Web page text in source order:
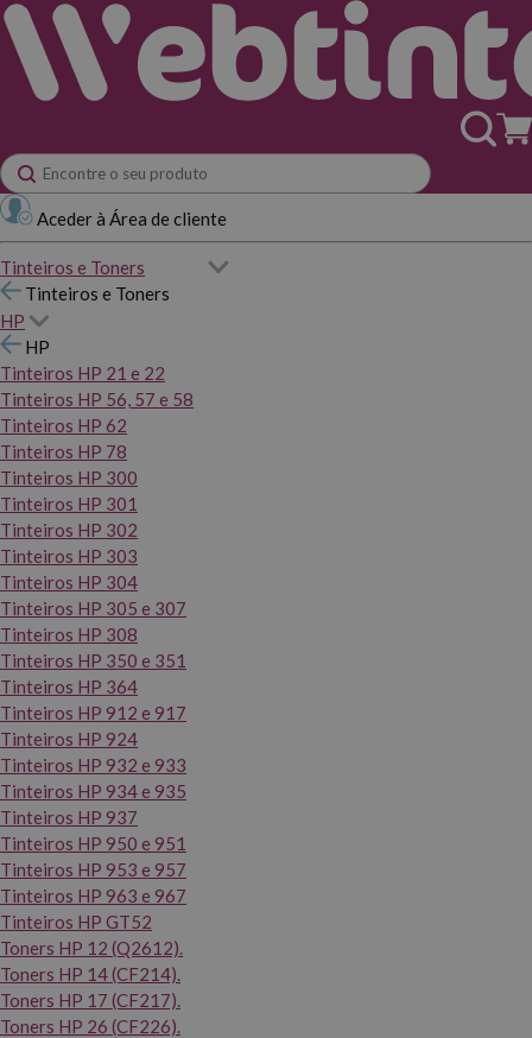
Aceder à Área de cliente
Tinteiros e Toners
Tinteiros e Toners
HP
HP
Tinteiros HP 21 e 22
Tinteiros HP 56, 57 e 58
Tinteiros HP 62
Tinteiros HP 78
Tinteiros HP 300
Tinteiros HP 301
Tinteiros HP 302
Tinteiros HP 303
Tinteiros HP 304
Tinteiros HP 305 e 307
Tinteiros HP 308
Tinteiros HP 350 e 351
Tinteiros HP 364
Tinteiros HP 912 e 917
Tinteiros HP 924
Tinteiros HP 932 e 933
Tinteiros HP 934 e 935
Tinteiros HP 937
Tinteiros HP 950 e 951
Tinteiros HP 953 e 957
Tinteiros HP 963 e 967
Tinteiros HP GT52
Toners HP 12 (Q2612).
Toners HP 14 (CF214).
Toners HP 17 (CF217).
Toners HP 26 (CF226).